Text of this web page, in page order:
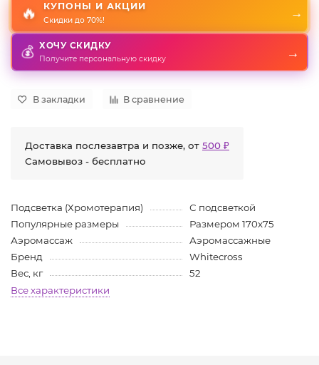
🔥 КУПОНЫ И АКЦИИ
Скидки до 70%!
→
💰 ХОЧУ СКИДКУ
Получите персональную скидку →
В закладки В сравнение
Доставка послезавтра и позже, от 500 ₽
Самовывоз - бесплатно
Подсветка (Хромотерапия)
С подсветкой
Популярные размеры
Размером 170x75
Аэромассаж
Аэромассажные
Бренд
Whitecross
Вес, кг
52
Все характеристики